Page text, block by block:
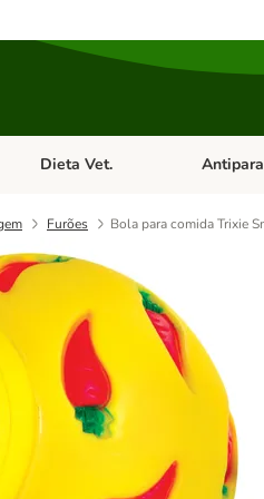
Cães
Abrir menu de categoria: Gatos
Dieta Vet. Abrir
Furões Bola para comida Trixie